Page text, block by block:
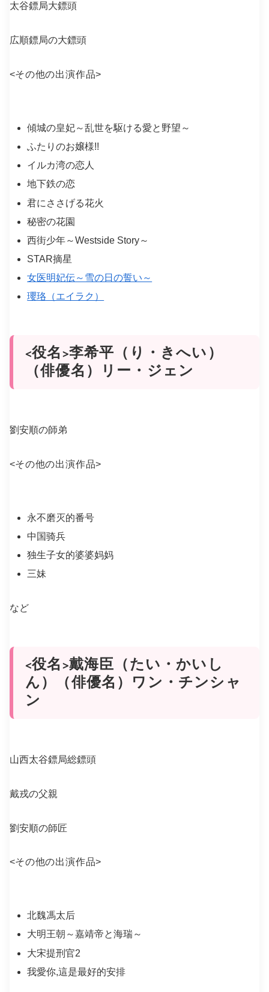
太谷鏢局大鏢頭
広順鏢局の大鏢頭
<その他の出演作品>
傾城の皇妃～乱世を駆ける愛と野望～
ふたりのお嬢様!!
イルカ湾の恋人
地下鉄の恋
君にささげる花火
秘密の花園
西街少年～Westside Story～
STAR摘星
女医明妃伝～雪の日の誓い～
瓔珞（エイラク）
<役名>李希平（り・きへい）
（俳優名）リー・ジェン
劉安順の師弟
<その他の出演作品>
永不磨灭的番号
中国骑兵
独生子女的婆婆妈妈
三妹
など
<役名>戴海臣（たい・かいし
ん）（俳優名）ワン・チンシャ
ン
山西太谷鏢局総鏢頭
戴戎の父親
劉安順の師匠
<その他の出演作品>
北魏馮太后
大明王朝～嘉靖帝と海瑞～
大宋提刑官2
我愛你,這是最好的安排